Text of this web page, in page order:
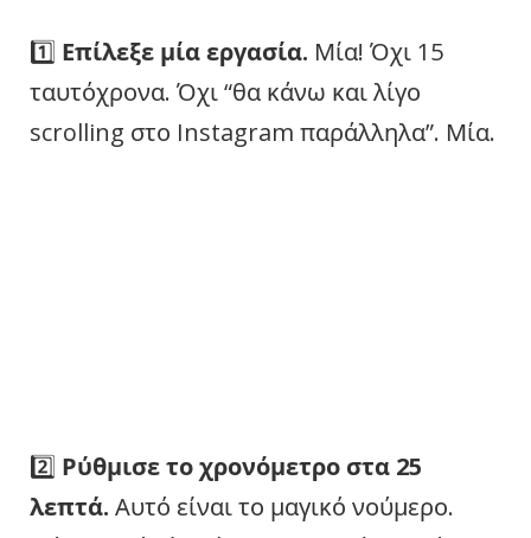
1️⃣ Επίλεξε μία εργασία. Μία! Όχι 15
ταυτόχρονα. Όχι “θα κάνω και λίγο
scrolling στο Instagram παράλληλα”. Μία.
2️⃣ Ρύθμισε το χρονόμετρο στα 25
λεπτά. Αυτό είναι το μαγικό νούμερο.